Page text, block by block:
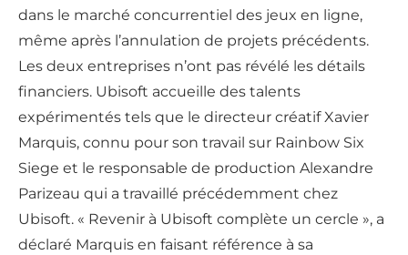
dans le marché concurrentiel des jeux en ligne,
même après l’annulation de projets précédents.
Les deux entreprises n’ont pas révélé les détails
financiers. Ubisoft accueille des talents
expérimentés tels que le directeur créatif Xavier
Marquis, connu pour son travail sur Rainbow Six
Siege et le responsable de production Alexandre
Parizeau qui a travaillé précédemment chez
Ubisoft. « Revenir à Ubisoft complète un cercle », a
déclaré Marquis en faisant référence à sa